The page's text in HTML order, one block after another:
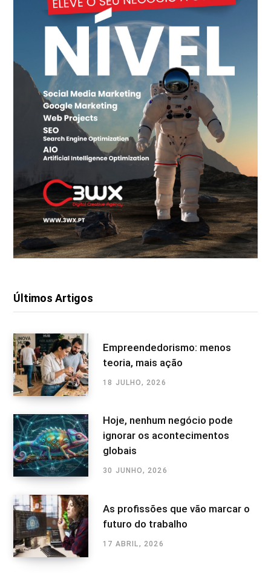
Últimos Artigos
Empreendedorismo: menos
teoria, mais ação
18 JULHO, 2026
Hoje, nenhum negócio pode
ignorar os acontecimentos
globais
30 JUNHO, 2026
As profissões que vão marcar o
futuro do trabalho
17 ABRIL, 2026